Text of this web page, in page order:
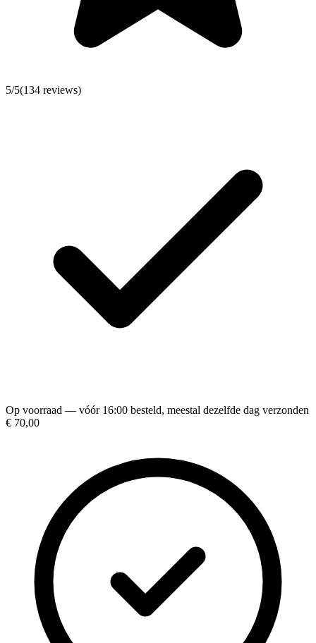
5/5(134 reviews)
Op voorraad — vóór 16:00 besteld, meestal dezelfde dag verzonden
€ 70,00